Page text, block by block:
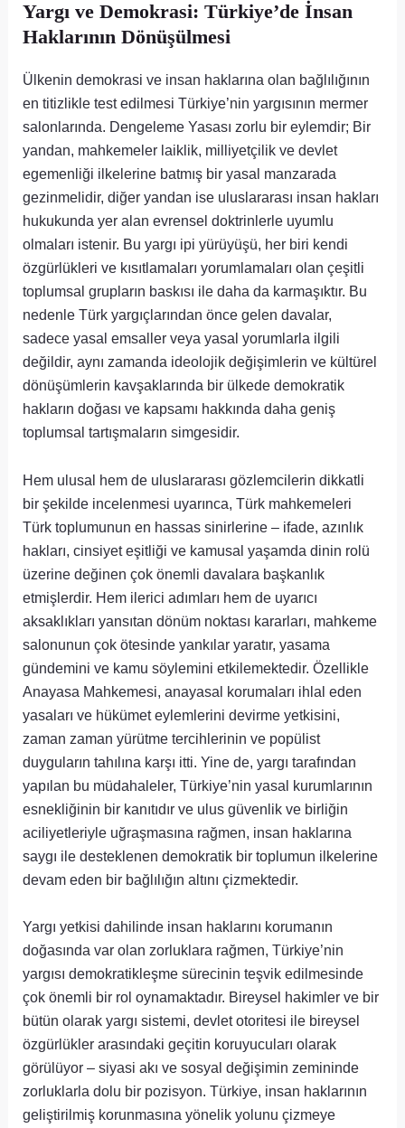
Yargı ve Demokrasi: Türkiye’de İnsan
Haklarının Dönüşülmesi
Ülkenin demokrasi ve insan haklarına olan bağlılığının
en titizlikle test edilmesi Türkiye’nin yargısının mermer
salonlarında. Dengeleme Yasası zorlu bir eylemdir; Bir
yandan, mahkemeler laiklik, milliyetçilik ve devlet
egemenliği ilkelerine batmış bir yasal manzarada
gezinmelidir, diğer yandan ise uluslararası insan hakları
hukukunda yer alan evrensel doktrinlerle uyumlu
olmaları istenir. Bu yargı ipi yürüyüşü, her biri kendi
özgürlükleri ve kısıtlamaları yorumlamaları olan çeşitli
toplumsal grupların baskısı ile daha da karmaşıktır. Bu
nedenle Türk yargıçlarından önce gelen davalar,
sadece yasal emsaller veya yasal yorumlarla ilgili
değildir, aynı zamanda ideolojik değişimlerin ve kültürel
dönüşümlerin kavşaklarında bir ülkede demokratik
hakların doğası ve kapsamı hakkında daha geniş
toplumsal tartışmaların simgesidir.
Hem ulusal hem de uluslararası gözlemcilerin dikkatli
bir şekilde incelenmesi uyarınca, Türk mahkemeleri
Türk toplumunun en hassas sinirlerine – ifade, azınlık
hakları, cinsiyet eşitliği ve kamusal yaşamda dinin rolü
üzerine değinen çok önemli davalara başkanlık
etmişlerdir. Hem ilerici adımları hem de uyarıcı
aksaklıkları yansıtan dönüm noktası kararları, mahkeme
salonunun çok ötesinde yankılar yaratır, yasama
gündemini ve kamu söylemini etkilemektedir. Özellikle
Anayasa Mahkemesi, anayasal korumaları ihlal eden
yasaları ve hükümet eylemlerini devirme yetkisini,
zaman zaman yürütme tercihlerinin ve popülist
duyguların tahılına karşı itti. Yine de, yargı tarafından
yapılan bu müdahaleler, Türkiye’nin yasal kurumlarının
esnekliğinin bir kanıtıdır ve ulus güvenlik ve birliğin
aciliyetleriyle uğraşmasına rağmen, insan haklarına
saygı ile desteklenen demokratik bir toplumun ilkelerine
devam eden bir bağlılığın altını çizmektedir.
Yargı yetkisi dahilinde insan haklarını korumanın
doğasında var olan zorluklara rağmen, Türkiye’nin
yargısı demokratikleşme sürecinin teşvik edilmesinde
çok önemli bir rol oynamaktadır. Bireysel hakimler ve bir
bütün olarak yargı sistemi, devlet otoritesi ile bireysel
özgürlükler arasındaki geçitin koruyucuları olarak
görülüyor – siyasi akı ve sosyal değişimin zemininde
zorluklarla dolu bir pozisyon. Türkiye, insan haklarının
geliştirilmiş korunmasına yönelik yolunu çizmeye